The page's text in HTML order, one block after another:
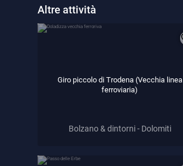
Altre attività
Giro piccolo di Trodena (Vecchia linea
ferroviaria)
Bolzano & dintorni - Dolomiti